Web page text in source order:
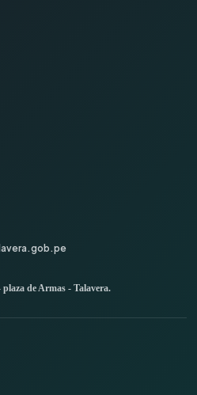
de Armas - Talavera.